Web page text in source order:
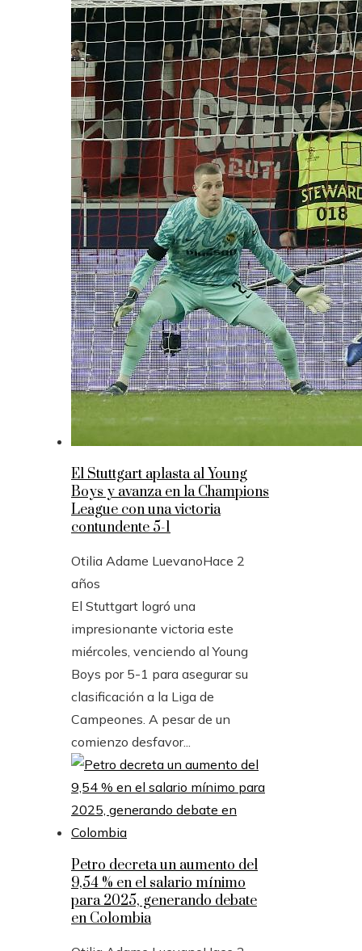
El Stuttgart aplasta al Young
Boys y avanza en la Champions
League con una victoria
contundente 5-1
Otilia Adame LuevanoHace 2
años
El Stuttgart logró una
impresionante victoria este
miércoles, venciendo al Young
Boys por 5-1 para asegurar su
clasificación a la Liga de
Campeones. A pesar de un
comienzo desfavor...
Petro decreta un aumento del
9,54 % en el salario mínimo
para 2025, generando debate
en Colombia